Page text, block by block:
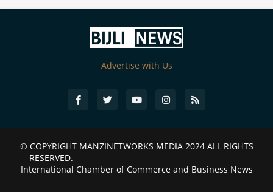
Advertise with Us
© COPYRIGHT MANZINETWORKS MEDIA 2024ALL RIGHTS
RESERVED.
International Chamber of Commerce and Business News